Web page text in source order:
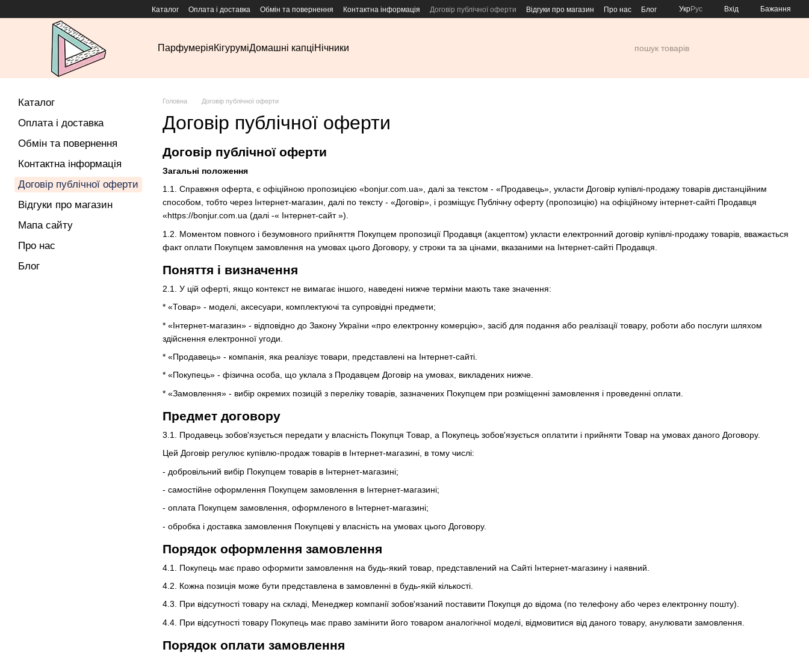
Каталог Оплата і доставка Обмін та повернення Контактна інформація Договір публічної оферти Відгуки про магазин Про нас Блог УкрРус Вхід Бажання
ПарфумеріяКігуруміДомашні капціНічники
Головна Договір публічної оферти
Договір публічної оферти
Договір публічної оферти
Загальні положення
1.1. Справжня оферта, є офіційною пропозицією «bonjur.com.ua», далі за текстом - «Продавець», укласти Договір купівлі-продажу товарів дистанційним
способом, тобто через Інтернет-магазин, далі по тексту - «Договір», і розміщує Публічну оферту (пропозицію) на офіційному інтернет-сайті Продавця
«https://bonjur.com.ua (далі -« Інтернет-сайт »).
1.2. Моментом повного і безумовного прийняття Покупцем пропозиції Продавця (акцептом) укласти електронний договір купівлі-продажу товарів, вважається
факт оплати Покупцем замовлення на умовах цього Договору, у строки та за цінами, вказаними на Інтернет-сайті Продавця.
Поняття і визначення
2.1. У цій оферті, якщо контекст не вимагає іншого, наведені нижче терміни мають таке значення:
* «Товар» - моделі, аксесуари, комплектуючі та супровідні предмети;
* «Інтернет-магазин» - відповідно до Закону України «про електронну комерцію», засіб для подання або реалізації товару, роботи або послуги шляхом
здійснення електронної угоди.
* «Продавець» - компанія, яка реалізує товари, представлені на Інтернет-сайті.
* «Покупець» - фізична особа, що уклала з Продавцем Договір на умовах, викладених нижче.
* «Замовлення» - вибір окремих позицій з переліку товарів, зазначених Покупцем при розміщенні замовлення і проведенні оплати.
Предмет договору
3.1. Продавець зобов'язується передати у власність Покупця Товар, а Покупець зобов'язується оплатити і прийняти Товар на умовах даного Договору.
Цей Договір регулює купівлю-продаж товарів в Інтернет-магазині, в тому числі:
- добровільний вибір Покупцем товарів в Інтернет-магазині;
- самостійне оформлення Покупцем замовлення в Інтернет-магазині;
- оплата Покупцем замовлення, оформленого в Інтернет-магазині;
- обробка і доставка замовлення Покупцеві у власність на умовах цього Договору.
Порядок оформлення замовлення
4.1. Покупець має право оформити замовлення на будь-який товар, представлений на Сайті Інтернет-магазину і наявний.
4.2. Кожна позиція може бути представлена ​​в замовленні в будь-якій кількості.
4.3. При відсутності товару на складі, Менеджер компанії зобов'язаний поставити Покупця до відома (по телефону або через електронну пошту).
4.4. При відсутності товару Покупець має право замінити його товаром аналогічної моделі, відмовитися від даного товару, анулювати замовлення.
Порядок оплати замовлення
Каталог
Оплата і доставка
Обмін та повернення
Контактна інформація
Договір публічної оферти
Відгуки про магазин
Мапа сайту
Про нас
Блог